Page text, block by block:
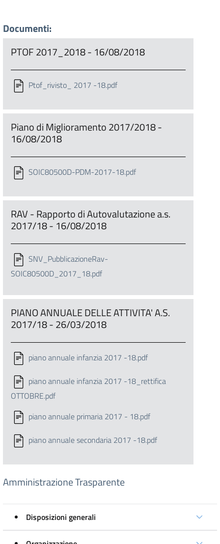
Documenti:
PTOF 2017_2018 - 16/08/2018
Ptof_rivisto_ 2017 -18.pdf
Piano di Miglioramento 2017/2018 -
16/08/2018
SOIC80500D-PDM-2017-18.pdf
RAV - Rapporto di Autovalutazione a.s.
2017/18 - 16/08/2018
SNV_PubblicazioneRav-
SOIC80500D_2017_18.pdf
PIANO ANNUALE DELLE ATTIVITA' A.S.
2017/18 - 26/03/2018
piano annuale infanzia 2017 -18.pdf
piano annuale infanzia 2017 -18_rettifica
OTTOBRE.pdf
piano annuale primaria 2017 - 18.pdf
piano annuale secondaria 2017 -18.pdf
Amministrazione Trasparente
Disposizioni generali